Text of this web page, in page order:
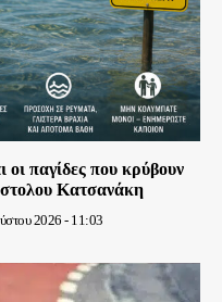
παγίδες που κρύβουν
Κατσανάκη
2026 - 11:03